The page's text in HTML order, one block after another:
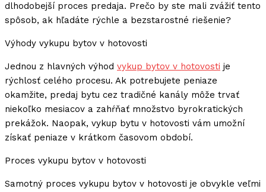
dlhodobejší proces predaja. Prečo by ste mali zvážiť tento
spôsob, ak hľadáte rýchle a bezstarostné riešenie?
Výhody vykupu bytov v hotovosti
Jednou z hlavných výhod vykup bytov v hotovosti je
rýchlosť celého procesu. Ak potrebujete peniaze
okamžite, predaj bytu cez tradičné kanály môže trvať
niekoľko mesiacov a zahŕňať množstvo byrokratických
prekážok. Naopak, vykup bytu v hotovosti vám umožní
získať peniaze v krátkom časovom období.
Proces vykupu bytov v hotovosti
Samotný proces vykupu bytov v hotovosti je obvykle veľmi